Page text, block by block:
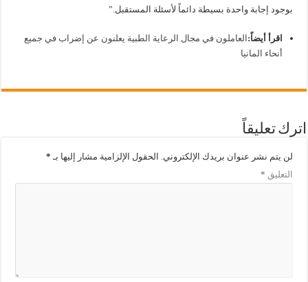
بوجود إجابة واحدة بسيطة دائماً لأسئلة المستقبل.”
اقرأ أيضاً: العاملون في مجال الرعاية الطبية يعلنون عن إضراب في جميع
أنحاء المانيا
اترك تعليقاً
لن يتم نشر عنوان بريدك الإلكتروني. الحقول الإلزامية مشار إليها بـ *
التعليق *